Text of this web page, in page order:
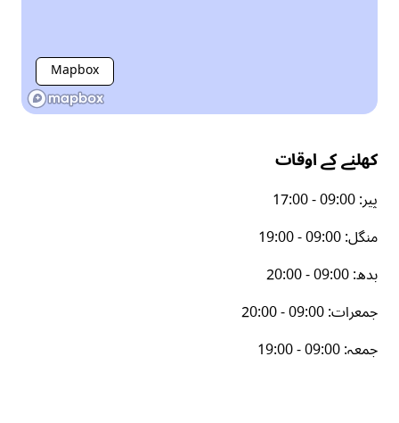
Mapbox
کھلنے کے اوقات
پیر:
17:00 - 09:00
منگل:
19:00 - 09:00
بدھ:
20:00 - 09:00
جمعرات:
20:00 - 09:00
جمعہ:
19:00 - 09:00